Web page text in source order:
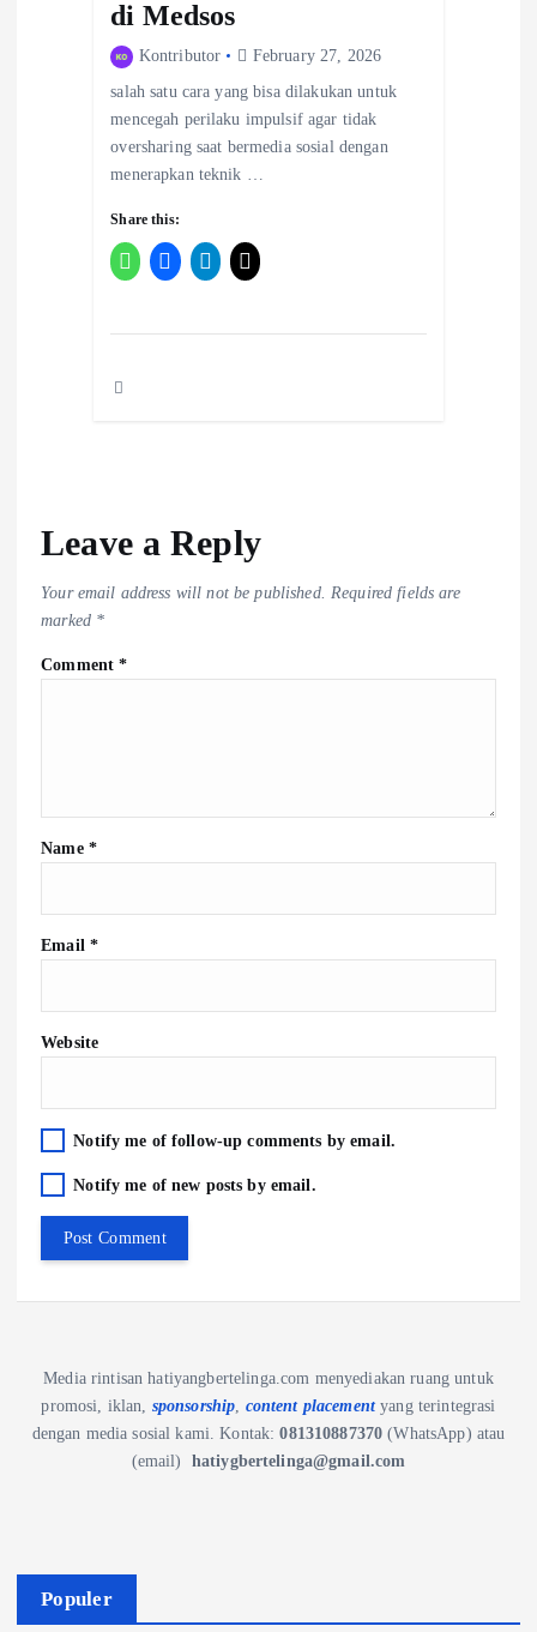
di Medsos
Kontributor February 27, 2026
salah satu cara yang bisa dilakukan untuk
mencegah perilaku impulsif agar tidak
oversharing saat bermedia sosial dengan
menerapkan teknik …
Share this:
Leave a Reply
Your email address will not be published. Required fields are
marked *
Comment*
Name *
Email *
Website
Notify me of follow-up comments by email.
Notify me of new posts by email.
Media rintisan hatiyangbertelinga.com menyediakan ruang untuk
promosi, iklan, sponsorship content placementyang terintegrasi
dengan media sosial kami.Kontak:081310887370(WhatsApp) atau
(email) hatiygbertelinga@gmail.com
Populer